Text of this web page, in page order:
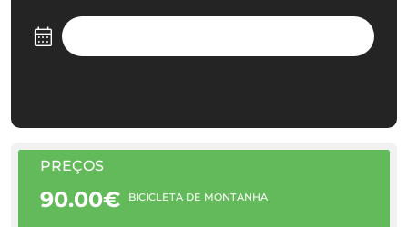
PREÇOS
90.00€ BICICLETA DE MONTANHA